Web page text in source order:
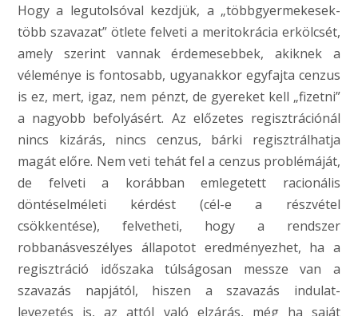
Hogy a legutolsóval kezdjük, a „többgyermekesek-
több szavazat” ötlete felveti a meritokrácia erkölcsét,
amely szerint vannak érdemesebbek, akiknek a
véleménye is fontosabb, ugyanakkor egyfajta cenzus
is ez, mert, igaz, nem pénzt, de gyereket kell „fizetni”
a nagyobb befolyásért. Az előzetes regisztrációnál
nincs kizárás, nincs cenzus, bárki regisztrálhatja
magát előre. Nem veti tehát fel a cenzus problémáját,
de felveti a korábban emlegetett racionális
döntéselméleti kérdést (cél-e a részvétel
csökkentése), felvetheti, hogy a rendszer
robbanásveszélyes állapotot eredményezhet, ha a
regisztráció időszaka túlságosan messze van a
szavazás napjától, hiszen a szavazás indulat-
levezetés is, az attól való elzárás, még ha saját